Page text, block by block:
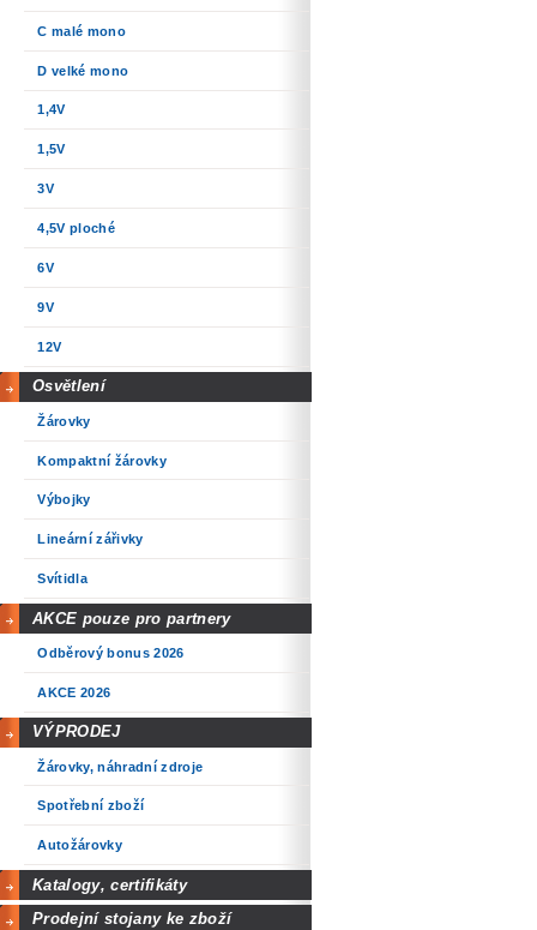
C malé mono
D velké mono
1,4V
1,5V
3V
4,5V ploché
6V
9V
12V
Osvětlení
Žárovky
Kompaktní žárovky
Výbojky
Lineární zářivky
Svítidla
AKCE pouze pro partnery
Odběrový bonus 2026
AKCE 2026
VÝPRODEJ
Žárovky, náhradní zdroje
Spotřební zboží
Autožárovky
Katalogy, certifikáty
Prodejní stojany ke zboží